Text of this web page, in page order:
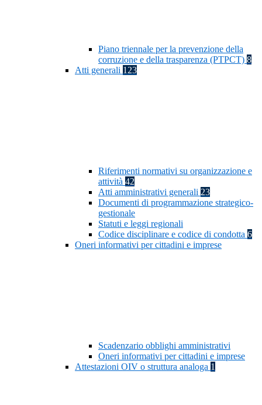
Piano triennale per la prevenzione della
corruzione e della trasparenza (PTPCT) 8
Atti generali 123
Riferimenti normativi su organizzazione e
attività 42
Atti amministrativi generali 23
Documenti di programmazione strategico-
gestionale
Statuti e leggi regionali
Codice disciplinare e codice di condotta 6
Oneri informativi per cittadini e imprese
Scadenzario obblighi amministrativi
Oneri informativi per cittadini e imprese
Attestazioni OIV o struttura analoga 1